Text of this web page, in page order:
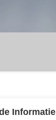
Informatie